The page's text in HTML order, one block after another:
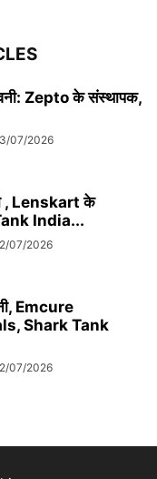
Zepto के संस्थापक,
07/2026
, Lenskart के
India...
07/2026
Emcure
Shark Tank
07/2026